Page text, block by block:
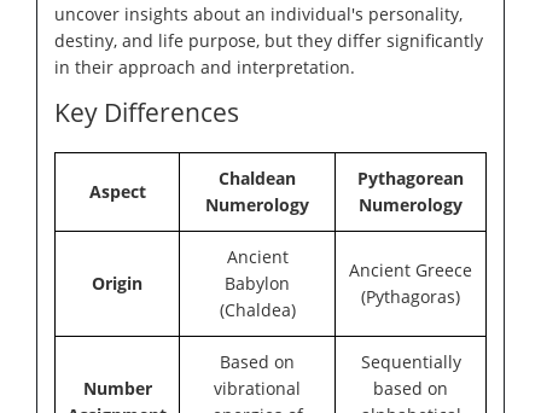
uncover insights about an individual's personality,
destiny, and life purpose, but they differ significantly
in their approach and interpretation.
Key Differences
Aspect
Chaldean
Numerology
Pythagorean
Numerology
Origin
Ancient
Babylon
(Chaldea)
Ancient Greece
(Pythagoras)
Number
Based on
vibrational
Sequentially
based on